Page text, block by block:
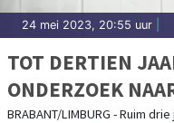
24 mei 2023, 20:55 uur
TOT DERTIEN
ONDERZOEK
BRABANT/LIMBURG - Ruim